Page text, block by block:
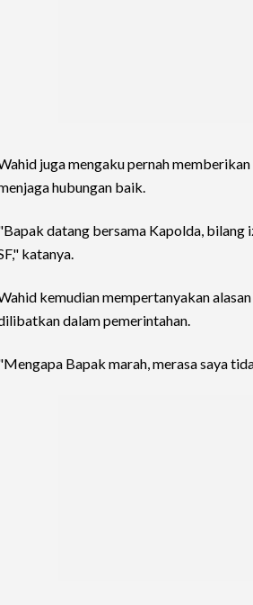
juga mengaku pernah
hubungan baik.
datang bersama Kapolda, bilang
katanya.
kemudian mempertanyakan
dalam pemerintahan.
Bapak marah, merasa saya